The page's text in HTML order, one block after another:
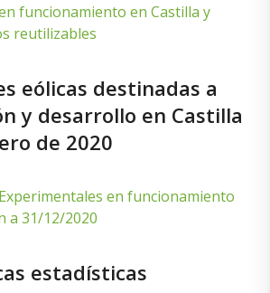
funcionamiento en Castilla y
reutilizables
eólicas destinadas a
y desarrollo en Castilla
de 2020
en funcionamiento
a 31/12/2020
estadísticas